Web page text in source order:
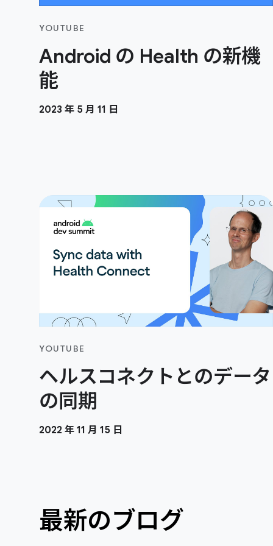
YOUTUBE
Android の Health の新機
能
2023 年 5 月 11 日
YOUTUBE
ヘルスコネクトとのデータ
の同期
2022 年 11 月 15 日
最新のブログ